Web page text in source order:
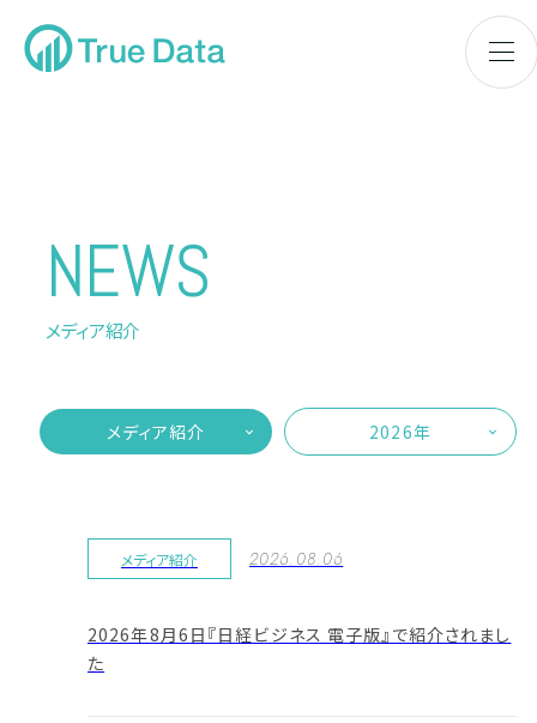
NEWS
メディア紹介
メディア紹介 2026年
メディア紹介 2026.08.06
2026年8月6日『日経ビジネス 電子版』で紹介されまし
た